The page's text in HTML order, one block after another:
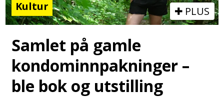
Kultur PLUS
Samlet på gamle
kondominnpakninger –
ble bok og utstilling